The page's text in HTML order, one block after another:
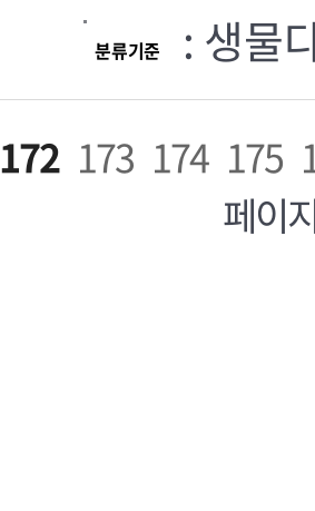
분류기준 : 생물
172 173 174 175
페이